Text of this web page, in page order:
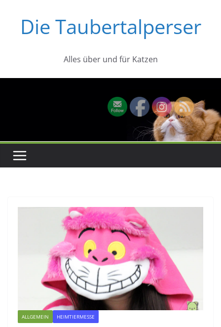
springenDie Taubertalperser
Alles über und für Katzen
ALLGEMEIN HEIMTIERMESSE